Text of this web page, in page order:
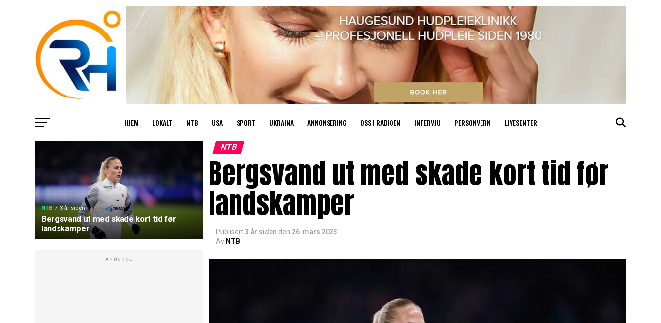
HJEM LOKALT NTB USA SPORT UKRAINA ANNONSERING OSS I RADIOEN INTERVJU PERSONVERN LIVESENTER
NTB 3 år siden
Bergsvand ut med skade kort tid før
landskamper
ANNONSE
NTB
Bergsvand ut med skade kort tid før
landskamper
Publisert3 år siden den 26. mars 2023
Av NTB